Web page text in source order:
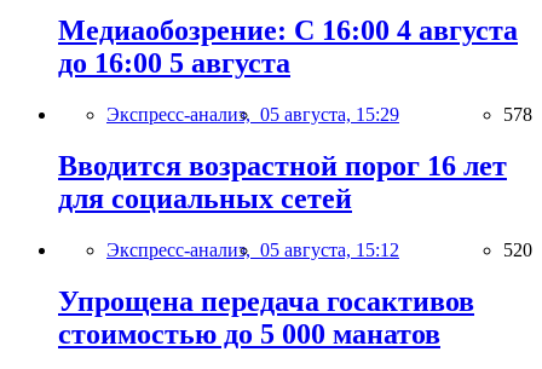
Медиаобозрение: С 16:00 4 августа
до 16:00 5 августа
Экспресс-анализ, 05 августа, 15:29 578
Вводится возрастной порог 16 лет
для социальных сетей
Экспресс-анализ, 05 августа, 15:12 520
Упрощена передача госактивов
стоимостью до 5 000 манатов